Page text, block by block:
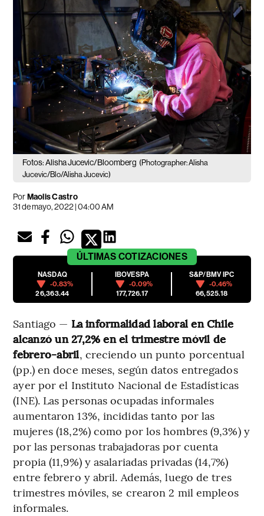
Fotos: Alisha Jucevic/Bloomberg (Photographer: Alisha
Jucevic/Blo/Alisha Jucevic)
PorMaolis Castro
31 de mayo, 2022 | 04:00 AM
ÚLTIMAS COTIZACIONES
NASDAQ
-0.83%
26,363.44
IBOVESPA
-0.09%
177,726.17
S&P/BMV IPC
-0.46%
66,525.18
Santiago — La informalidad laboral en Chile
alcanzó un 27,2% en el trimestre móvil de
febrero-abril, creciendo un punto porcentual
(pp.) en doce meses, según datos entregados
ayer por el Instituto Nacional de Estadísticas
(INE). Las personas ocupadas informales
aumentaron 13%, incididas tanto por las
mujeres (18,2%) como por los hombres (9,3%) y
por las personas trabajadoras por cuenta
propia (11,9%) y asalariadas privadas (14,7%)
entre febrero y abril. Además, luego de tres
trimestres móviles, se crearon 2 mil empleos
informales.